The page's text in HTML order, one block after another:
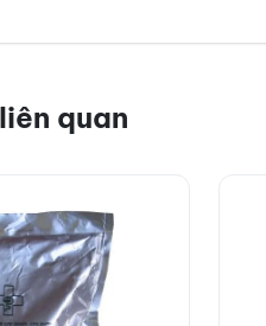
quan